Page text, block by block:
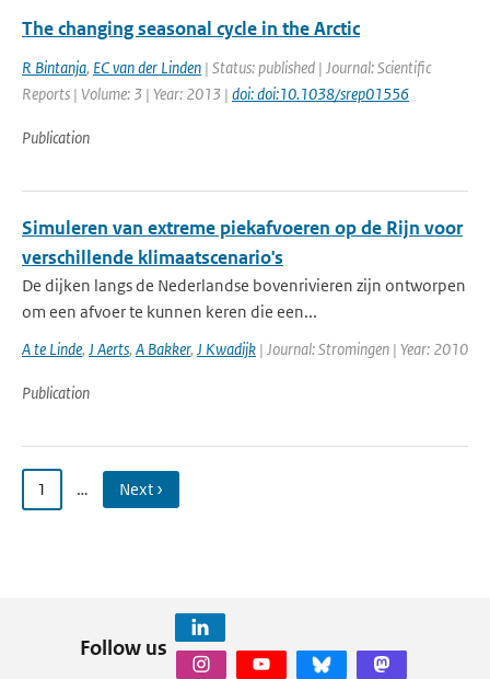
The changing seasonal cycle in the Arctic
R Bintanja, EC van der Linden | Status: published | Journal: Scientific
Reports | Volume: 3 | Year: 2013 | doi: doi:10.1038/srep01556
Publication
Simuleren van extreme piekafvoeren op de Rijn voor
verschillende klimaatscenario's
De dijken langs de Nederlandse bovenrivieren zijn ontworpen
om een afvoer te kunnen keren die een...
A te Linde, J Aerts, A Bakker, J Kwadijk | Journal: Stromingen | Year: 2010
Publication
1 … Next ›
Follow us